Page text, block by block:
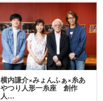
横内謙介×みょんふぁ×糸あ
やつり人形一糸座 創作
人…